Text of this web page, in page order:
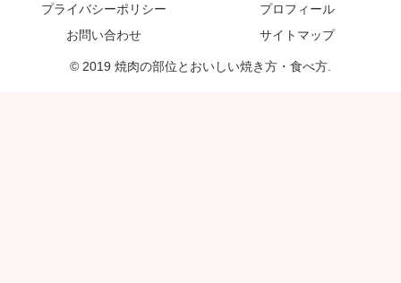
プライバシーポリシー
プロフィール
お問い合わせ
サイトマップ
© 2019 焼肉の部位とおいしい焼き方・食べ方.